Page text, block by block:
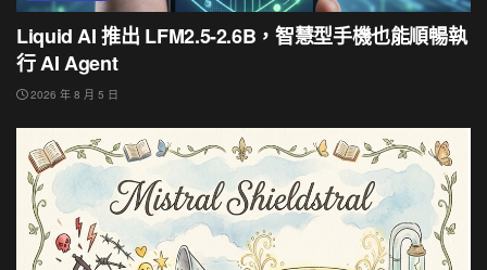
Liquid AI 推出 LFM2.5-2.6B，智慧型手機也能順暢執
行 AI Agent
2026 年 8 月 5 日